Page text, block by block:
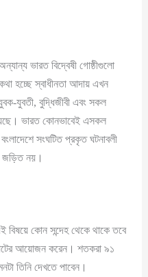
ভারত বিদ্বেষী গোষ্ঠীগুলো
হচ্ছে স্বাধীনতা আদায় এখন
যুবতী, বুদ্ধিজীবী এবং সকল
ভারত কোনভাবেই এসকল
বংলাদেশে সংঘটিত প্রকৃত ঘটনাবলী
জড়িত নয়।
বিষয়ে কোন সন্দেহ থেকে থাকে তবে
আয়োজন করেন। শতকরা ৯১
তিনি দেখতে পাবেন।